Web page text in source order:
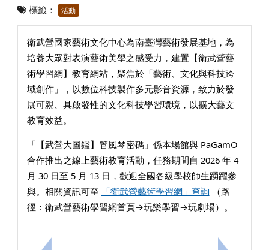
標籤： 活動
衛武營國家藝術文化中心為南臺灣藝術發展基地，為
培養大眾對表演藝術美學之感受力，建置【衛武營藝
術學習網】教育網站，聚焦於「藝術、文化與科技跨
域創作」，以數位科技製作多元影音資源，致力於發
展可親、具啟發性的文化科技學習環境，以擴大藝文
教育效益。
「【武營大圖鑑】管風琴密碼」係本場館與 PaGamO
合作推出之線上藝術教育活動，任務期間自 2026 年 4
月 30 日至 5 月 13 日，歡迎全國各級學校師生踴躍參
與。相關資訊可至
「衛武營藝術學習網」查詢 （路
徑：衛武營藝術學習網首頁→玩樂學習→玩劇場）。